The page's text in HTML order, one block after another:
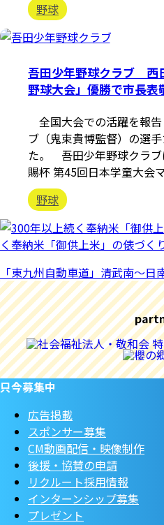
野球
吾田少年野球クラブ 西
野球大会」優勝で市長表
全国大会での活躍を報
ブ（鬼束貴博監督）の選
た。 吾田少年野球クラブ
賜杯 第45回日本学童大会
野球
く奉納米「御供上米」の俵づく
「東九州自動車道」清武南～
只今募集中
広告掲載
スポンサー募集
CM動画配信・映像制作
後援・協賛の申請
リクルート採用情報
インターンシップ募集
プレゼント